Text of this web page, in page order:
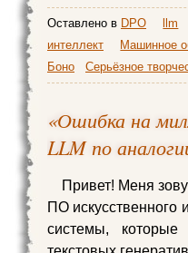
Оставлено в DPO llm
интеллект
Машинное
Боно
Серьёзное
«Ошибка на
LLM по
Привет! Меня
ПО искусственного
системы,